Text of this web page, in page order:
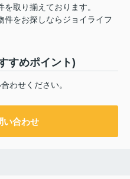
取り揃えております。
件をお探しならジョイライフ
すめポイント)
わせください。
い合わせ